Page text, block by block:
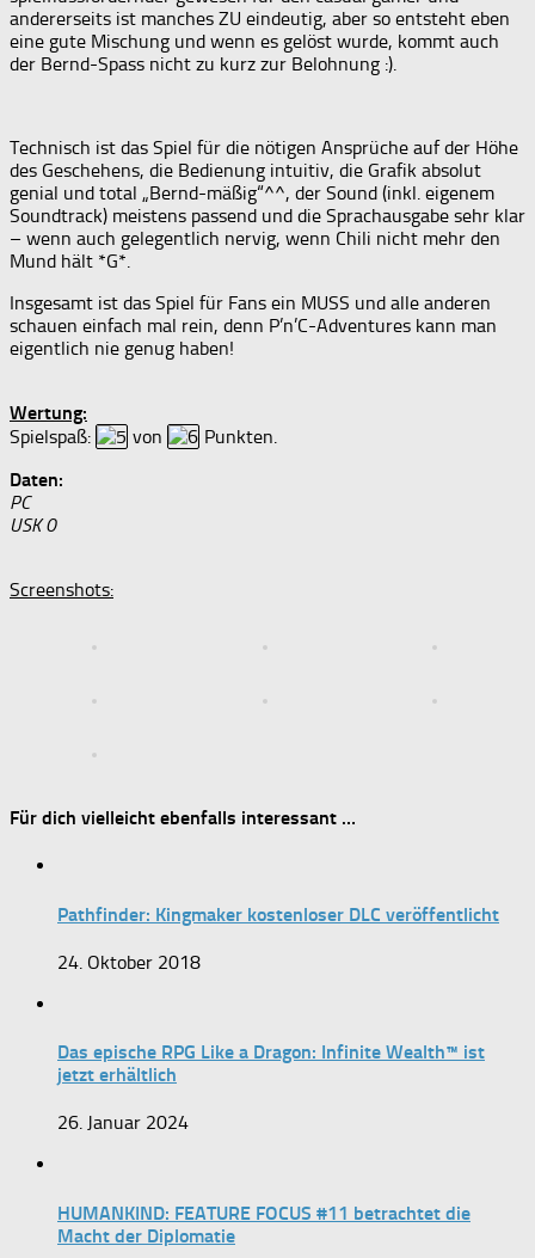
andererseits ist manches ZU eindeutig, aber so entsteht eben
eine gute Mischung und wenn es gelöst wurde, kommt auch
der Bernd-Spass nicht zu kurz zur Belohnung :).
Technisch ist das Spiel für die nötigen Ansprüche auf der Höhe
des Geschehens, die Bedienung intuitiv, die Grafik absolut
genial und total „Bernd-mäßig“^^, der Sound (inkl. eigenem
Soundtrack) meistens passend und die Sprachausgabe sehr klar
– wenn auch gelegentlich nervig, wenn Chili nicht mehr den
Mund hält *G*.
Insgesamt ist das Spiel für Fans ein MUSS und alle anderen
schauen einfach mal rein, denn P’n’C-Adventures kann man
eigentlich nie genug haben!
Wertung:
Spielspaß:
von
Punkten.
Daten:
PC
USK 0
Screenshots:
Für dich vielleicht ebenfalls interessant …
Pathfinder: Kingmaker kostenloser DLC veröffentlicht
24. Oktober 2018
Das epische RPG Like a Dragon: Infinite Wealth™ ist
jetzt erhältlich
26. Januar 2024
HUMANKIND: FEATURE FOCUS #11 betrachtet die
Macht der Diplomatie